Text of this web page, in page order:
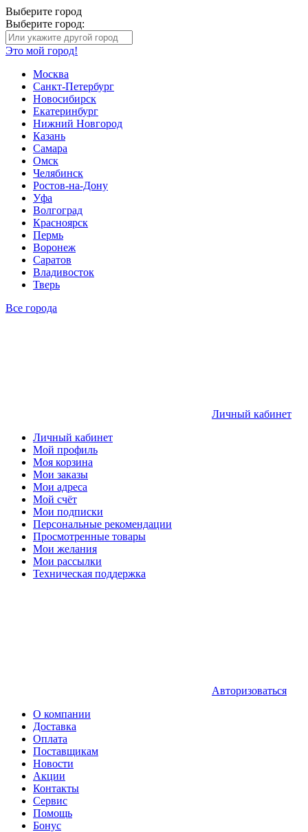
Выберите город
Выберите город:
Это мой город!
Москва
Санкт-Петербург
Новосибирск
Екатеринбург
Нижний Новгород
Казань
Самара
Омск
Челябинск
Ростов-на-Дону
Уфа
Волгоград
Красноярск
Пермь
Воронеж
Саратов
Владивосток
Тверь
Все города
Личный кабинет
Личный кабинет
Мой профиль
Моя корзина
Мои заказы
Мои адреса
Мой счёт
Мои подписки
Персональные рекомендации
Просмотренные товары
Мои желания
Мои рассылки
Техническая поддержка
Авторизоваться
О компании
Доставка
Оплата
Поставщикам
Новости
Акции
Контакты
Сервис
Помощь
Бонус